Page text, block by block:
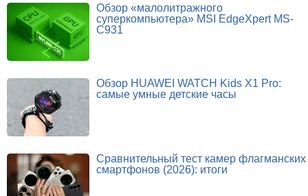
Обзор «малолитражного
суперкомпьютера» MSI EdgeXpert MS-
C931
Обзор HUAWEI WATCH Kids X1 Pro:
самые умные детские часы
Сравнительный тест камер флагманских
смартфонов (2026): итоги